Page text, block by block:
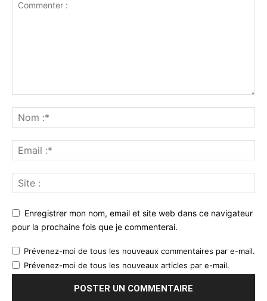
Enregistrer mon nom, email et site web dans ce navigateur
pour la prochaine fois que je commenterai.
Prévenez-moi de tous les nouveaux commentaires par e-mail.
Prévenez-moi de tous les nouveaux articles par e-mail.